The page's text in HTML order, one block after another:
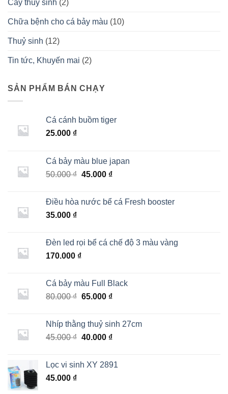
Cây thuỷ sinh (2)
Chữa bệnh cho cá bảy màu (10)
Thuỷ sinh (12)
Tin tức, Khuyến mai (2)
SẢN PHẨM BÁN CHẠY
Cá cánh buồm tiger
25.000 ₫
Cá bảy màu blue japan
50.000₫ Giá
50.000 ₫.
45.000 ₫Giá
là:
Điều hòa nước bể cá Fresh booster
35.000 ₫
Đèn led rọi bể cá chế độ 3 màu vàng
170.000 ₫
Cá bảy màu Full Black
80.000₫ Giá
80.000 ₫.
65.000 ₫Giá
là:
65.000 ₫.
Nhíp thằng thuỷ sinh 27cm
45.000₫ Giá
45.000 ₫.
40.000 ₫Giá
là:
Lọc vi sinh XY 2891
45.000 ₫